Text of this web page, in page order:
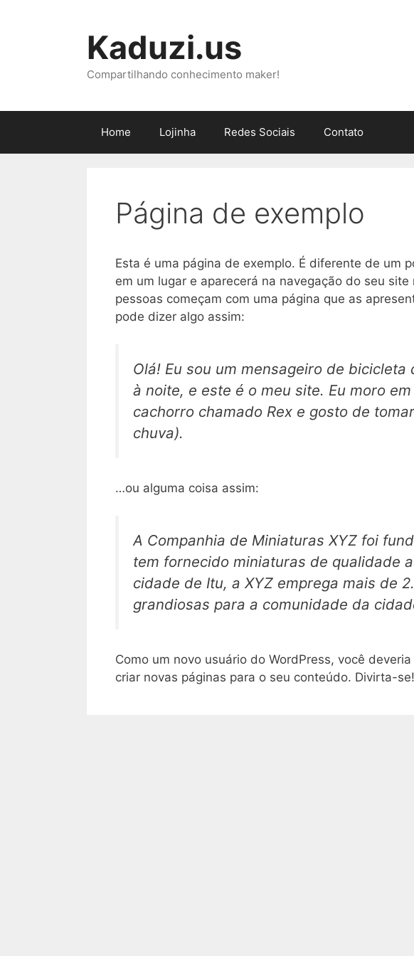
Kaduzi.us
Compartilhando conhecimento maker!
Home Lojinha Redes Sociais Contato
Página de exemplo
Esta é uma página de exemplo. É diferente de um
em um lugar e aparecerá na navegação do seu
pessoas começam com uma página que as
pode dizer algo assim:
Olá! Eu sou um mensageiro de
à noite, e este é o meu site. Eu moro
cachorro chamado Rex e gosto de
chuva).
…ou alguma coisa assim:
A Companhia de Miniaturas XYZ foi
tem fornecido miniaturas de qualidade
cidade de Itu, a XYZ emprega mais de
grandiosas para a comunidade da
Como um novo usuário do WordPress, você
criar novas páginas para o seu conteúdo. Divirta-se!